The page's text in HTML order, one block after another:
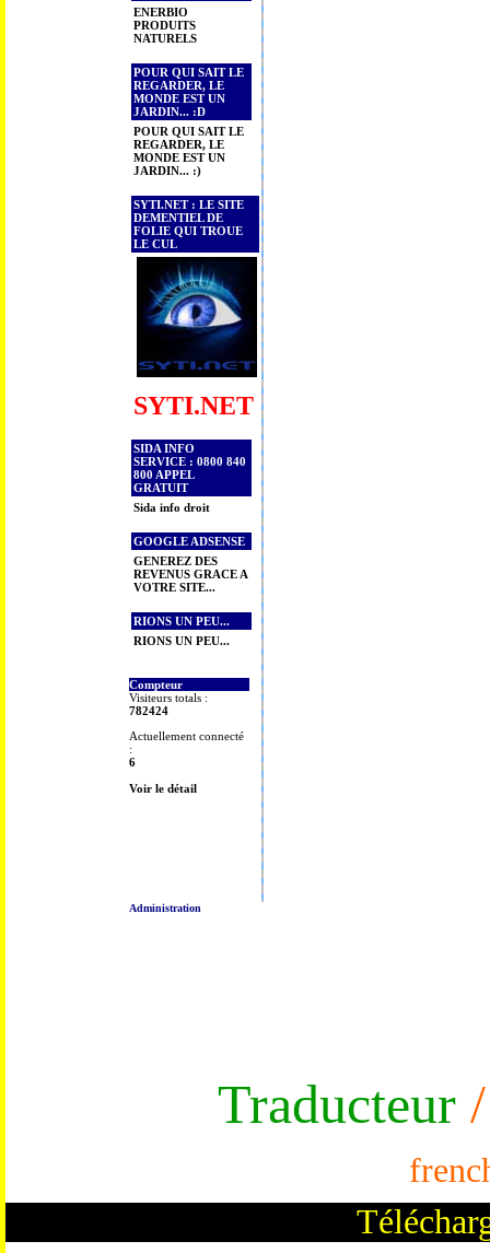
ENERBIO
PRODUITS
NATURELS
POUR QUI SAIT LE
REGARDER, LE
MONDE EST UN
JARDIN... :D
POUR QUI SAIT LE
REGARDER, LE
MONDE EST UN
JARDIN... :)
SYTI.NET : LE SITE
DEMENTIEL DE
FOLIE QUI TROUE
LE CUL
SYTI.NET
SIDA INFO
SERVICE : 0800 840
800 APPEL
GRATUIT
Sida info droit
GOOGLE ADSENSE
GENEREZ DES
REVENUS GRACE A
VOTRE SITE...
RIONS UN PEU...
RIONS UN PEU...
Compteur
Visiteurs totals :
782424
Actuellement connecté
:
6
Voir le détail
Administration
Traducteur